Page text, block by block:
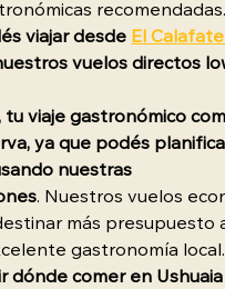
recomendadas.
viajar desde El
vuelos directos
tu viaje gastronómico
ya que podés
nuestras
. Nuestros vuelos
más presupuesto
gastronomía local.
dónde comer en